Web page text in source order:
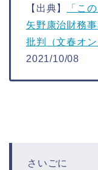
【出典】
「こ
矢野康治財務
批判（文春オン
2021/10/08
さいごに